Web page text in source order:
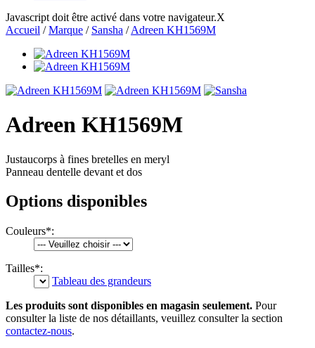
Javascript doit être activé dans votre navigateur.X
Accueil /Marque / Sansha /Adreen KH1569M
Adreen KH1569M
Justaucorps à fines bretelles en meryl
Panneau dentelle devant et dos
Options disponibles
Couleurs*:
Tailles*:
Tableau des grandeurs
Les produits sont disponibles en magasin seulement. Pour
consulter la liste de nos détaillants, veuillez consulter la section
contactez-nous.